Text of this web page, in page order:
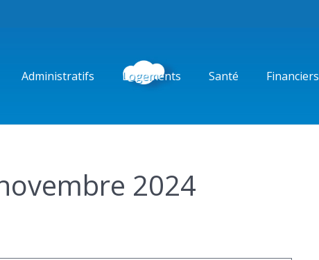
Administratifs Logements Santé Financiers
2024